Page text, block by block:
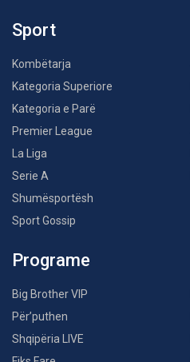
Sport
Kombëtarja
Kategoria Superiore
Kategoria e Parë
Premier League
La Liga
Serie A
Shumësportësh
Sport Gossip
Programe
Big Brother VIP
Për’puthen
Shqipëria LIVE